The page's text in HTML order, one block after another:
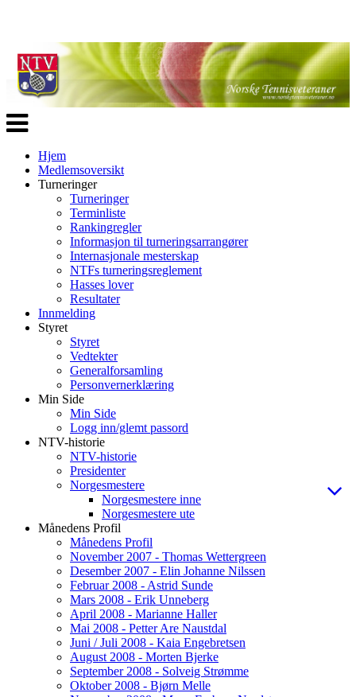
Veksle
navigasjon
Hjem
Medlemsoversikt
Turneringer
Turneringer
Terminliste
Rankingregler
Informasjon til turneringsarrangører
Internasjonale mesterskap
NTFs turneringsreglement
Hasses lover
Resultater
Innmelding
Styret
Styret
Vedtekter
Generalforsamling
Personvernerklæring
Min Side
Min Side
Logg inn/glemt passord
NTV-historie
NTV-historie
Presidenter
Norgesmestere
Norgesmestere inne
Norgesmestere ute
Månedens Profil
Månedens Profil
November 2007 - Thomas Wettergreen
Desember 2007 - Elin Johanne Nilssen
Februar 2008 - Astrid Sunde
Mars 2008 - Erik Unneberg
April 2008 - Marianne Haller
Mai 2008 - Petter Are Naustdal
Juni / Juli 2008 - Kaia Engebretsen
August 2008 - Morten Bjerke
September 2008 - Solveig Strømme
Oktober 2008 - Bjørn Melle